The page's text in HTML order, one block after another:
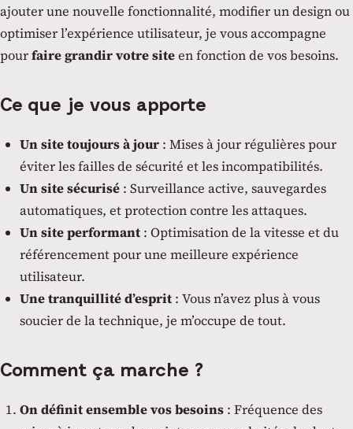
ajouter une nouvelle fonctionnalité, modifier un design ou
optimiser l’expérience utilisateur, je vous accompagne
pourfaire grandir votre siteen fonction de vos besoins.
Ce que je vous apporte
Un site toujours à jour: Mises à jour régulières pour
éviter les failles de sécurité et les incompatibilités.
Un site sécurisé: Surveillance active, sauvegardes
automatiques, et protection contre les attaques.
Un site performant: Optimisation de la vitesse et du
référencement pour une meilleure expérience
utilisateur.
Une tranquillité d’esprit: Vous n’avez plus à vous
soucier de la technique, je m’occupe de tout.
Comment ça marche ?
On définit ensemble vos besoins: Fréquence des